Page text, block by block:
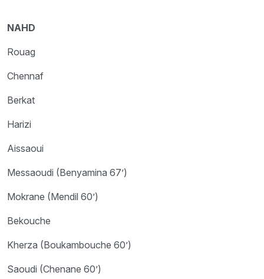
NAHD
Rouag
Chennaf
Berkat
Harizi
Aissaoui
Messaoudi (Benyamina 67’)
Mokrane (Mendil 60’)
Bekouche
Kherza (Boukambouche 60’)
Saoudi (Chenane 60’)